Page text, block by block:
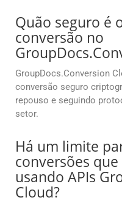
Quão seguro é
conversão no
GroupDocs.Conversion
conversão seguro
repouso e seguindo
setor.
Há um limite
conversões
usando APIs
Cloud?